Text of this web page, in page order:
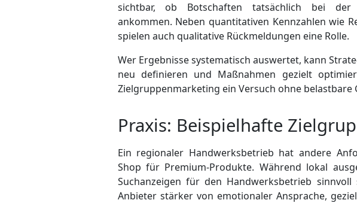
sichtbar, ob Botschaften tatsächlich bei der
ankommen. Neben quantitativen Kennzahlen wie
spielen auch qualitative Rückmeldungen eine Rolle.
Wer Ergebnisse systematisch auswertet, kann
neu definieren und Maßnahmen gezielt
Zielgruppen­marketing ein Versuch ohne belastbare
Praxis: Beispielhafte
Ein regionaler Handwerksbetrieb hat andere
Shop für Premium-Produkte. Während lokal
Suchanzeigen für den Handwerksbetrieb
Anbieter stärker von emotionaler Ansprache,